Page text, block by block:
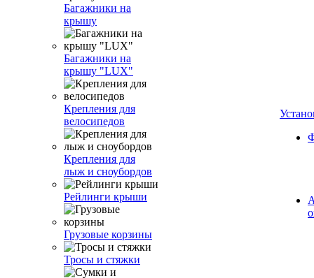
Багажники на
крышу
Багажники на
крышу "LUX"
Крепления для
велосипедов
Крепления для
лыж и сноубордов
Рейлинги крыши
Грузовые корзины
Тросы и стяжки